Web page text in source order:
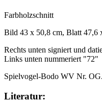
Farbholzschnitt
Bild 43 x 50,8 cm, Blatt 47,6
Rechts unten signiert und
Links unten nummeriert "72"
Spielvogel-Bodo WV Nr.
Literatur: